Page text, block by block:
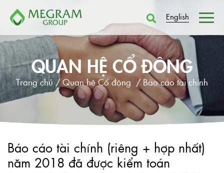
English
QUAN HỆ CỔ ĐÔNG
Trang chủ /Quan hệ Cổ đông / Báo cáo tài chính
Báo cáo tài chính (riêng + hợp nhất)
năm 2018 đã được kiểm toán